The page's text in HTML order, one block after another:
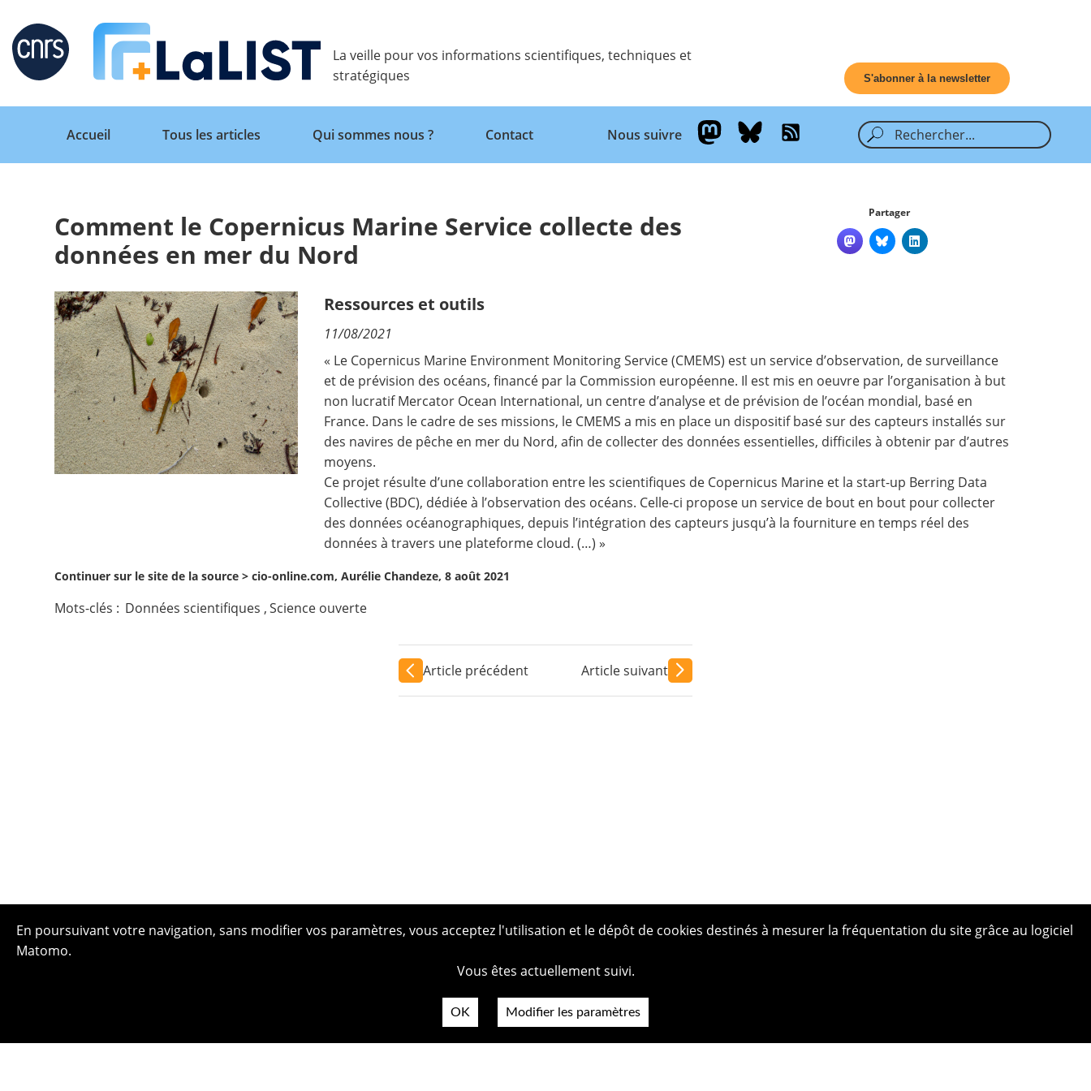
Retour
Accueil
Tous les articles
Qui sommes nous ?
Contact
Nous suivre
La veille pour vos informations scientifiques, techniques et
stratégiques
S'abonner à la newsletter
Retour
Accueil
Tous les articles Qui sommes nous ? Contact Nous suivre
Comment le Copernicus Marine Service collecte des
données en mer du Nord
Partager
Ressources et outils
11/08/2021
« Le Copernicus Marine Environment Monitoring Service(CMEMS) est un service d’observation, de surveillance
et de prévision des océans, financé par la Commission européenne. Il est mis en oeuvre par l’organisation à but
non lucratifMercator Ocean International, un centre d’analyse et de prévision de l’océan mondial, basé en
France. Dans le cadre de ses missions, le CMEMS a mis en place un dispositif basé sur des capteurs installés sur
des navires de pêche en mer du Nord, afin de collecter des données essentielles, difficiles à obtenir par d’autres
moyens.
Ce projet résulte d’une collaboration entre les scientifiques de Copernicus Marine et la start-up Berring Data
Collective (BDC), dédiée à l’observation des océans. Celle-ci propose un service de bout en bout pour collecter
des données océanographiques, depuis l’intégration des capteurs jusqu’à la fourniture en temps réel des
données à travers une plateforme cloud. (…) »
Continuer sur le site de la source >cio-online.com, Aurélie Chandeze, 8 août 2021
Mots-clés : Données scientifiques ,Science ouverte
Article précédent Article suivant
En poursuivant votre navigation, sans modifier vos paramètres, vous acceptez l'utilisation et le dépôt de cookies destinés à mesurer la fréquentation du site grâce au logiciel
Matomo.
Vous êtes actuellement suivi.
OK Modifier les paramètres